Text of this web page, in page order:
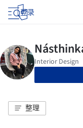
登录
整理